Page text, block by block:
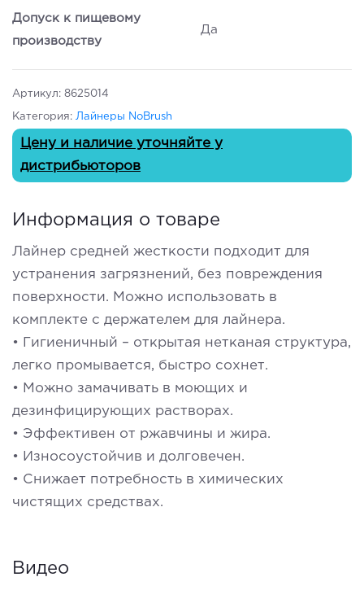
Допуск к пищевому
производству
Да
Артикул: 8625014
Категория: Лайнеры NoBrush
Цену и наличие уточняйте у
дистрибьюторов
Информация о товаре
Лайнер средней жесткости подходит для
устранения загрязнений, без повреждения
поверхности. Можно использовать в
комплекте с держателем для лайнера.
• Гигиеничный – открытая нетканая структура,
легко промывается, быстро сохнет.
• Можно замачивать в моющих и
дезинфицирующих растворах.
• Эффективен от ржавчины и жира.
• Износоустойчив и долговечен.
• Снижает потребность в химических
чистящих средствах.
Видео